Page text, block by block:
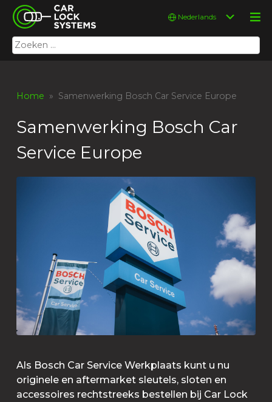
Skip
content
Car Lock Systems
Car Lock Systems
Zoeken
naar:
Kies
taal
Home » Samenwerking Bosch Car Service Europe
Samenwerking Bosch Car
Service Europe
Als Bosch Car Service Werkplaats kunt u nu
originele en aftermarket sleutels, sloten en
accessoires rechtstreeks bestellen bij Car Lock